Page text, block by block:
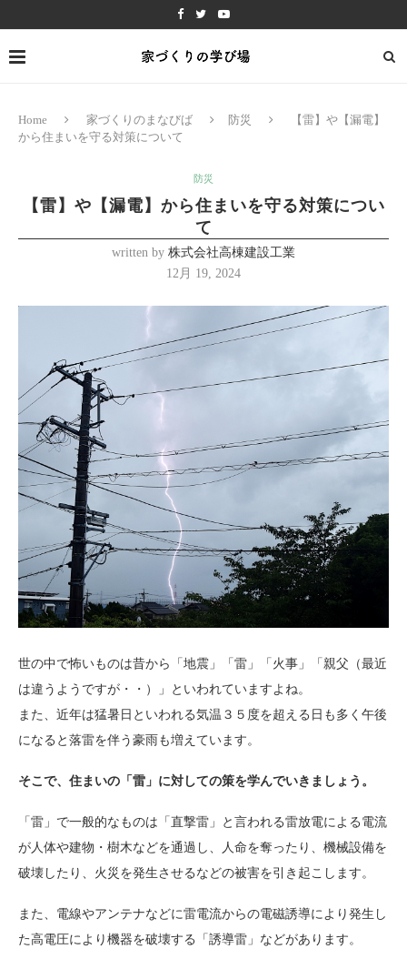
Home 家づくりのまなびば 防災
【雷】や【漏電】
から住まいを守る対策について
防災
【雷】や【漏電】から住まいを守る対策につい
て
written by 株式会社高棟建設工業
12月 19, 2024
世の中で怖いものは昔から「地震」「雷」「火事」「親父（最近
は違うようですが・・）」といわれていますよね。
また、近年は猛暑日といわれる気温３５度を超える日も多く午後
になると落雷を伴う豪雨も増えています。
そこで、住まいの「雷」に対しての策を学んでいきましょう。
「雷」で一般的なものは「直撃雷」と言われる雷放電による電流
が人体や建物・樹木などを通過し、人命を奪ったり、機械設備を
破壊したり、火災を発生させるなどの被害を引き起こします。
また、電線やアンテナなどに雷電流からの電磁誘導により発生し
た高電圧により機器を破壊する「誘導雷」などがあります。